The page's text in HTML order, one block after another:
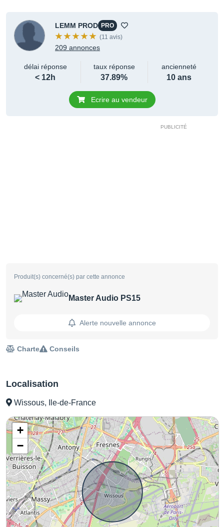
Localisation
Wissous, Ile-de-France
+
−
LEMM PROD PRO
(11 avis)
209 annonces
délai réponse
< 12h
taux réponse
37.89%
ancienneté
10 ans
Ecrire au vendeur
Produit(s) concerné(s) par cette annonce
Master Audio PS15
Alerte nouvelle annonce
Charte Conseils